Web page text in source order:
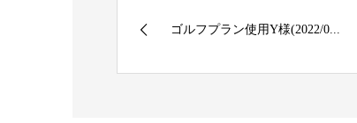
ゴルフプラン使用Y様(2022/0...